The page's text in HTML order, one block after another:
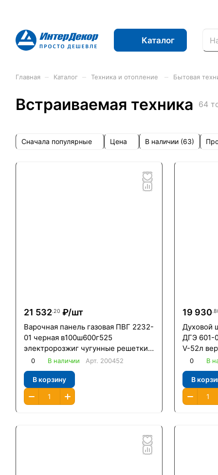
Каталог
Главная Каталог Техника и отопление Бытовая
Встраиваемая техника 64
Сначала популярные Цена В наличии (63)
21 532.20 ₽/шт
Варочная панель газовая ПВГ 2232-
01 черная в100ш600г525
электророзжиг чугунные решетки
газконтроль
0 В наличии Арт. 200452
В корзину
19 930
Духовой
ДГЭ 601-
V-52л
Гефест/
0 В
В